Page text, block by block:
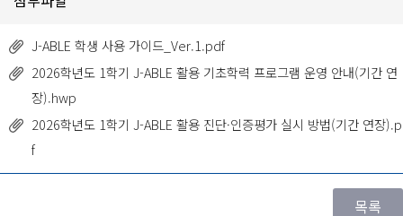
J-ABLE 학생 사용 가이드_Ver.1.pdf
2026학년도 1학기 J-ABLE 활용 기초학력 프로그램 운영 안내(기간 연
장).hwp
2026학년도 1학기 J-ABLE 활용 진단·인증평가 실시 방법(기간 연장
f